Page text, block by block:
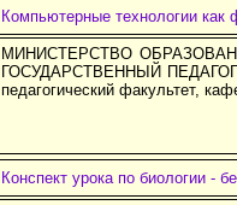
Компьютерные технологии
МИНИСТЕРСТВО
ГОСУДАРСТВЕННЫЙ
педагогический факультет,
Конспект урока по биологии -